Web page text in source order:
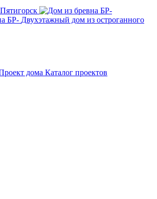
Двухэтажный дом из остроганного
Каталог проектов